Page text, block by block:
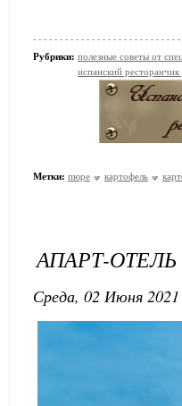
Рубрики: полезные советы от
испанский
Метки: пюре картофель
АПАРТ-ОТЕЛЬ
Среда, 02 Июня